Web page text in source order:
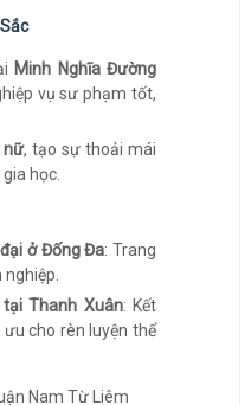
Minh Nghĩa Đường
vụ sư phạm tốt,
nữ, tạo sự thoải mái
học.
ở Đống Đa: Trang
Thanh Xuân: Kết
cho rèn luyện thể